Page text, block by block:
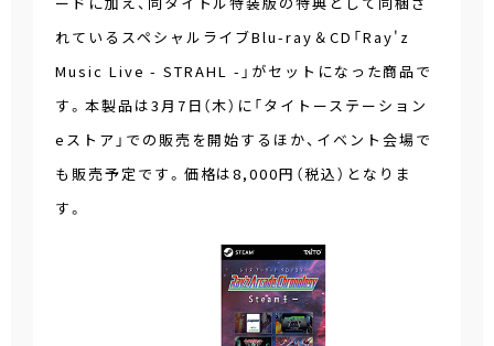
れているスペシャルライブBlu-ray＆CD「Ray'z
Music Live - STRAHL -」がセットになった商品で
す。本製品は3月7日（木）に「タイトーステーション
eストア」での販売を開始するほか、イベント会場で
も販売予定です。価格は8,000円（税込）となりま
す。